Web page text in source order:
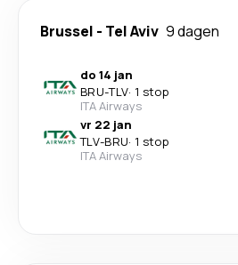
Brussel - Tel Aviv 9 dagen
do 14 jan
BRU-TLV· 1 stop
ITA Airways
vr 22 jan
TLV-BRU· 1 stop
ITA Airways